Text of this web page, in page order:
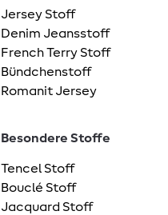
Jersey Stoff
Denim Jeansstoff
French Terry Stoff
Bündchenstoff
Romanit Jersey
Besondere Stoffe
Tencel Stoff
Bouclé Stoff
Jacquard Stoff